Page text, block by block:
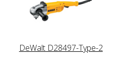
DeWalt D28497-Type-2